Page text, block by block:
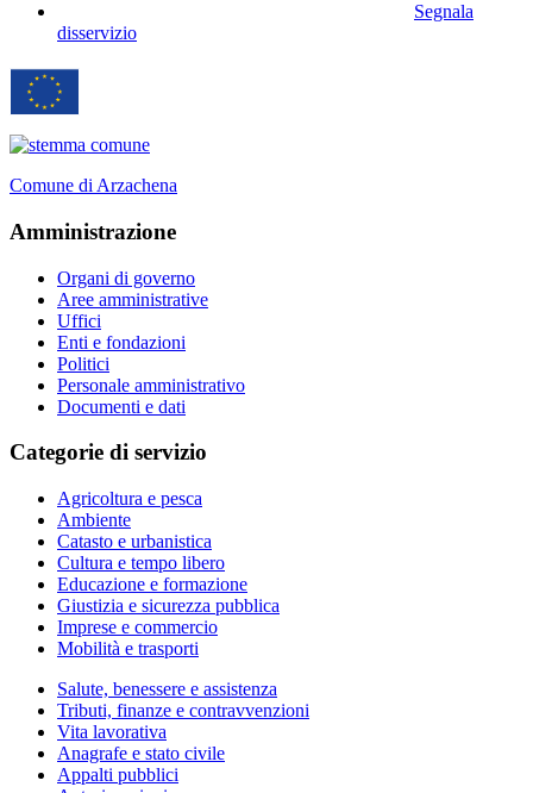
Segnala
disservizio
Comune di Arzachena
Amministrazione
Organi di governo
Aree amministrative
Uffici
Enti e fondazioni
Politici
Personale amministrativo
Documenti e dati
Categorie di servizio
Agricoltura e pesca
Ambiente
Catasto e urbanistica
Cultura e tempo libero
Educazione e formazione
Giustizia e sicurezza pubblica
Imprese e commercio
Mobilità e trasporti
Salute, benessere e assistenza
Tributi, finanze e contravvenzioni
Vita lavorativa
Anagrafe e stato civile
Appalti pubblici